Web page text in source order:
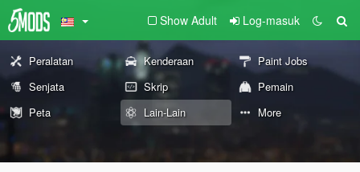
Show Adult Log-masuk
Peralatan Kenderaan
Paint Jobs
Senjata
Skrip
Pemain
Peta
Lain-Lain More